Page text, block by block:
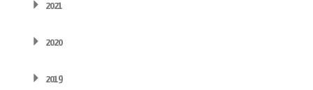
2021
2020
2019